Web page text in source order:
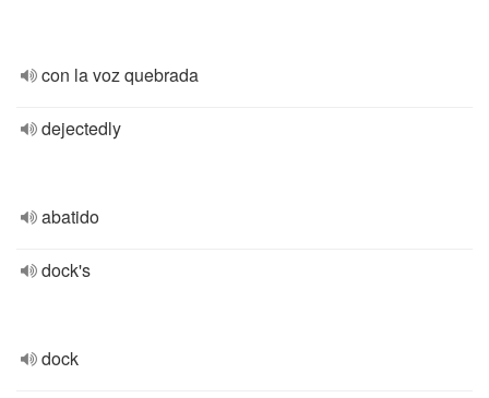
con la voz quebrada
dejectedly
abatido
dock's
dock